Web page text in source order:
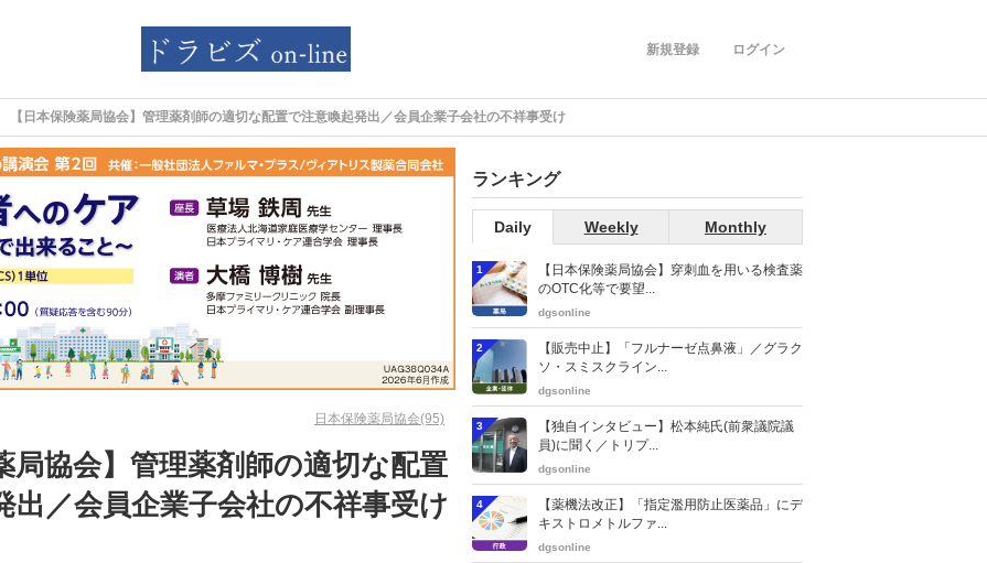
ログイン
新規登録
【日本保険薬局協会】管理薬剤師の適切な配置で注意喚起発出／会員企業子会社の不祥事受け
日本保険薬局協会(95)
局協会】管理薬剤師の適切な配置
出／会員企業子会社の不祥事受け
ランキング
Daily Weekly Monthly
1
【日本保険薬局協会】穿刺血を用いる検査薬
のOTC化等で要望...
dgsonline
2
【販売中止】「フルナーゼ点鼻液」／グラク
ソ・スミスクライン...
dgsonline
3
【独自インタビュー】松本純氏(前衆議院議
員)に聞く／トリプ...
dgsonline
4
【薬機法改正】「指定濫用防止医薬品」にデ
キストロメトルファ...
dgsonline